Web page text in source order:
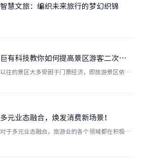
智慧文旅：编织未来旅行的梦幻织锦
巨有科技教你如何提高景区游客二次消费！
以往的景区大多受困于门票经济，即旅游景区依靠
与国家重点景区的门票价格相对较低，主要靠游客
二次消费获取利润。甚至许多著名景区放弃门票收
多元业态融合，焕发消费新场景！
对于多元业态融合，旅游业的各个领域都在积极融